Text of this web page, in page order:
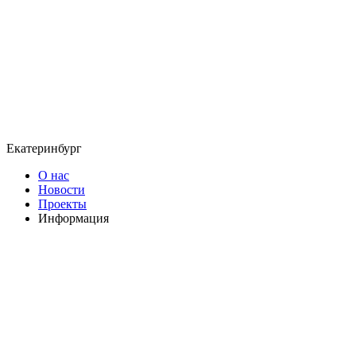
Екатеринбург
О нас
Новости
Проекты
Информация